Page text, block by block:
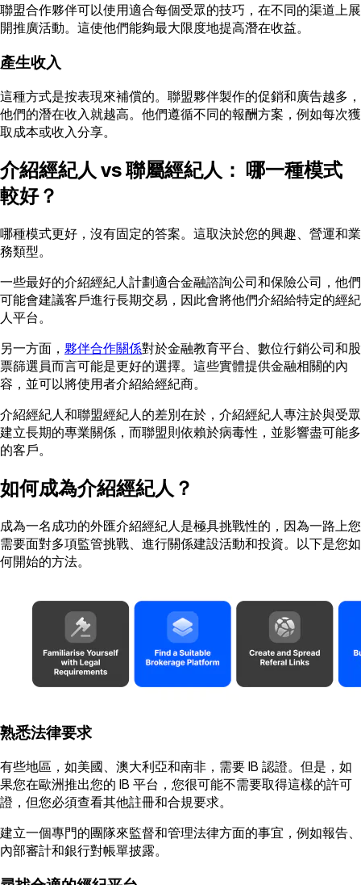
聯盟合作夥伴可以使用適合每個受眾的技巧，在不同的渠道上展
開推廣活動。這使他們能夠最大限度地提高潛在收益。
產生收入
這種方式是按表現來補償的。聯盟夥伴製作的促銷和廣告越多，
他們的潛在收入就越高。他們遵循不同的報酬方案，例如每次獲
取成本或收入分享。
介紹經紀人 vs 聯屬經紀人： 哪一種模式
較好？
哪種模式更好，沒有固定的答案。這取決於您的興趣、營運和業
務類型。
一些最好的介紹經紀人計劃適合金融諮詢公司和保險公司，他們
可能會建議客戶進行長期交易，因此會將他們介紹給特定的經紀
人平台。
另一方面， 夥伴合作關係對於金融教育平台、數位行銷公司和股
票篩選員而言可能是更好的選擇。這些實體提供金融相關的內
容，並可以將使用者介紹給經紀商。
介紹經紀人和聯盟經紀人的差別在於，介紹經紀人專注於與受眾
建立長期的專業關係，而聯盟則依賴於病毒性，並影響盡可能多
的客戶。
如何成為介紹經紀人？
成為一名成功的外匯介紹經紀人是極具挑戰性的，因為一路上您
需要面對多項監管挑戰、進行關係建設活動和投資。以下是您如
何開始的方法。
熟悉法律要求
有些地區，如美國、澳大利亞和南非，需要 IB 認證。但是，如
果您在歐洲推出您的 IB 平台，您很可能不需要取得這樣的許可
證，但您必須查看其他註冊和合規要求。
建立一個專門的團隊來監督和管理法律方面的事宜，例如報告、
內部審計和銀行對帳單披露。